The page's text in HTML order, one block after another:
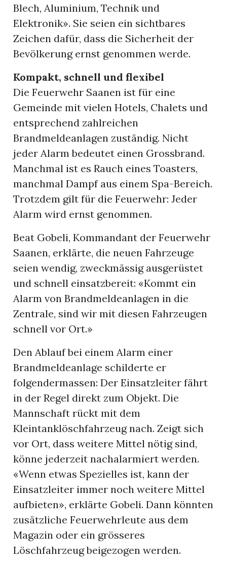
Blech, Aluminium, Technik und
Elektronik». Sie seien ein sichtbares
Zeichen dafür, dass die Sicherheit der
Bevölkerung ernst genommen werde.
Kompakt, schnell und flexibel
Die Feuerwehr Saanen ist für eine
Gemeinde mit vielen Hotels, Chalets und
entsprechend zahlreichen
Brandmeldeanlagen zuständig. Nicht
jeder Alarm bedeutet einen Grossbrand.
Manchmal ist es Rauch eines Toasters,
manchmal Dampf aus einem Spa-Bereich.
Trotzdem gilt für die Feuerwehr: Jeder
Alarm wird ernst genommen.
Beat Gobeli, Kommandant der Feuerwehr
Saanen, erklärte, die neuen Fahrzeuge
seien wendig, zweckmässig ausgerüstet
und schnell einsatzbereit: «Kommt ein
Alarm von Brandmeldeanlagen in die
Zentrale, sind wir mit diesen Fahrzeugen
schnell vor Ort.»
Den Ablauf bei einem Alarm einer
Brandmeldeanlage schilderte er
folgendermassen: Der Einsatzleiter fährt
in der Regel direkt zum Objekt. Die
Mannschaft rückt mit dem
Kleintanklöschfahrzeug nach. Zeigt sich
vor Ort, dass weitere Mittel nötig sind,
könne jederzeit nachalarmiert werden.
«Wenn etwas Spezielles ist, kann der
Einsatzleiter immer noch weitere Mittel
aufbieten», erklärte Gobeli. Dann könnten
zusätzliche Feuerwehrleute aus dem
Magazin oder ein grösseres
Löschfahrzeug beigezogen werden.